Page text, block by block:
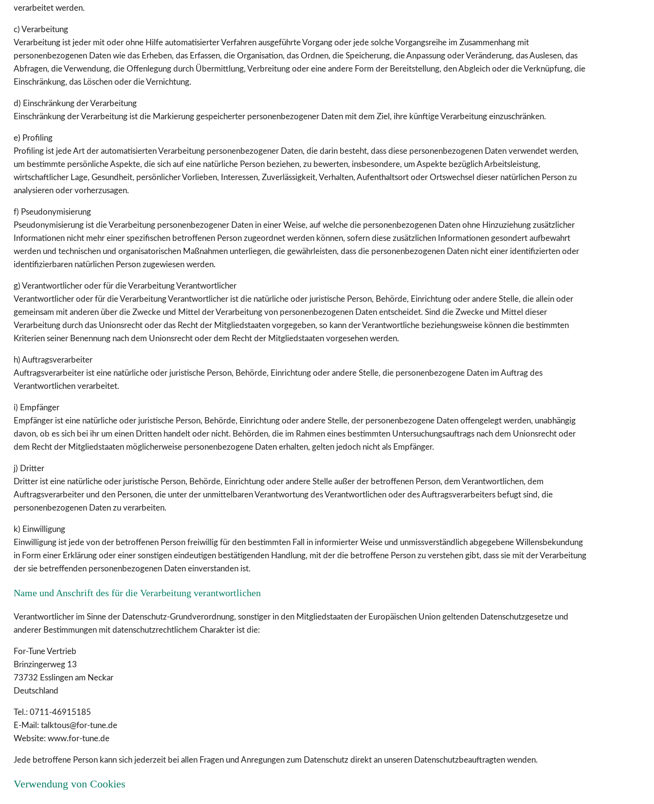
verarbeitet werden.
c) Verarbeitung
Verarbeitung ist jeder mit oder ohne Hilfe automatisierter Verfahren ausgeführte Vorgang oder jede solche Vorgangsreihe im Zusammenhang mit
personenbezogenen Daten wie das Erheben, das Erfassen, die Organisation, das Ordnen, die Speicherung, die Anpassung oder Veränderung, das Auslesen, das
Abfragen, die Verwendung, die Offenlegung durch Übermittlung, Verbreitung oder eine andere Form der Bereitstellung, den Abgleich oder die Verknüpfung, die
Einschränkung, das Löschen oder die Vernichtung.
d) Einschränkung der Verarbeitung
Einschränkung der Verarbeitung ist die Markierung gespeicherter personenbezogener Daten mit dem Ziel, ihre künftige Verarbeitung einzuschränken.
e) Profiling
Profiling ist jede Art der automatisierten Verarbeitung personenbezogener Daten, die darin besteht, dass diese personenbezogenen Daten verwendet werden,
um bestimmte persönliche Aspekte, die sich auf eine natürliche Person beziehen, zu bewerten, insbesondere, um Aspekte bezüglich Arbeitsleistung,
wirtschaftlicher Lage, Gesundheit, persönlicher Vorlieben, Interessen, Zuverlässigkeit, Verhalten, Aufenthaltsort oder Ortswechsel dieser natürlichen Person zu
analysieren oder vorherzusagen.
f) Pseudonymisierung
Pseudonymisierung ist die Verarbeitung personenbezogener Daten in einer Weise, auf welche die personenbezogenen Daten ohne Hinzuziehung zusätzlicher
Informationen nicht mehr einer spezifischen betroffenen Person zugeordnet werden können, sofern diese zusätzlichen Informationen gesondert aufbewahrt
werden und technischen und organisatorischen Maßnahmen unterliegen, die gewährleisten, dass die personenbezogenen Daten nicht einer identifizierten oder
identifizierbaren natürlichen Person zugewiesen werden.
g) Verantwortlicher oder für die Verarbeitung Verantwortlicher
Verantwortlicher oder für die Verarbeitung Verantwortlicher ist die natürliche oder juristische Person, Behörde, Einrichtung oder andere Stelle, die allein oder
gemeinsam mit anderen über die Zwecke und Mittel der Verarbeitung von personenbezogenen Daten entscheidet. Sind die Zwecke und Mittel dieser
Verarbeitung durch das Unionsrecht oder das Recht der Mitgliedstaaten vorgegeben, so kann der Verantwortliche beziehungsweise können die bestimmten
Kriterien seiner Benennung nach dem Unionsrecht oder dem Recht der Mitgliedstaaten vorgesehen werden.
h) Auftragsverarbeiter
Auftragsverarbeiter ist eine natürliche oder juristische Person, Behörde, Einrichtung oder andere Stelle, die personenbezogene Daten im Auftrag des
Verantwortlichen verarbeitet.
i) Empfänger
Empfänger ist eine natürliche oder juristische Person, Behörde, Einrichtung oder andere Stelle, der personenbezogene Daten offengelegt werden, unabhängig
davon, ob es sich bei ihr um einen Dritten handelt oder nicht. Behörden, die im Rahmen eines bestimmten Untersuchungsauftrags nach dem Unionsrecht oder
dem Recht der Mitgliedstaaten möglicherweise personenbezogene Daten erhalten, gelten jedoch nicht als Empfänger.
j) Dritter
Dritter ist eine natürliche oder juristische Person, Behörde, Einrichtung oder andere Stelle außer der betroffenen Person, dem Verantwortlichen, dem
Auftragsverarbeiter und den Personen, die unter der unmittelbaren Verantwortung des Verantwortlichen oder des Auftragsverarbeiters befugt sind, die
personenbezogenen Daten zu verarbeiten.
k) Einwilligung
Einwilligung ist jede von der betroffenen Person freiwillig für den bestimmten Fall in informierter Weise und unmissverständlich abgegebene Willensbekundung
in Form einer Erklärung oder einer sonstigen eindeutigen bestätigenden Handlung, mit der die betroffene Person zu verstehen gibt, dass sie mit der Verarbeitung
der sie betreffenden personenbezogenen Daten einverstanden ist.
Name und Anschrift des für die Verarbeitung verantwortlichen
Verantwortlicher im Sinne der Datenschutz-Grundverordnung, sonstiger in den Mitgliedstaaten der Europäischen Union geltenden Datenschutzgesetze und
anderer Bestimmungen mit datenschutzrechtlichem Charakter ist die:
For-Tune Vertrieb
Brinzingerweg 13
73732 Esslingen am Neckar
Deutschland
Tel.: 0711-46915185
E-Mail: talktous@for-tune.de
Website: www.for-tune.de
Jede betroffene Person kann sich jederzeit bei allen Fragen und Anregungen zum Datenschutz direkt an unseren Datenschutzbeauftragten wenden.
Verwendung von Cookies